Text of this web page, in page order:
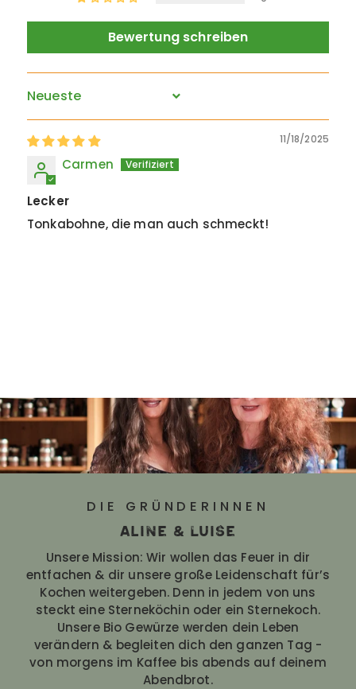
Bewertung schreiben
Sort by
11/18/2025
Carmen
Lecker
Tonkabohne, die man auch schmeckt!
DIE GRÜNDERINNEN
Aline & Luise
Unsere Mission: Wir wollen das Feuer in dir
entfachen & dir unsere große Leidenschaft für’s
Kochen weitergeben. Denn in jedem von uns
steckt eine Sterneköchin oder ein Sternekoch.
Unsere Bio Gewürze werden dein Leben
verändern & begleiten dich den ganzen Tag -
von morgens im Kaffee bis abends auf deinem
Abendbrot.